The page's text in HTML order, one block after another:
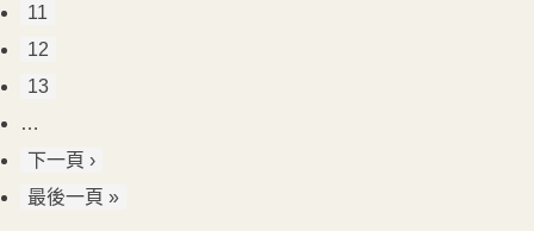
11
12
13
…
下一頁 ›
最後一頁 »